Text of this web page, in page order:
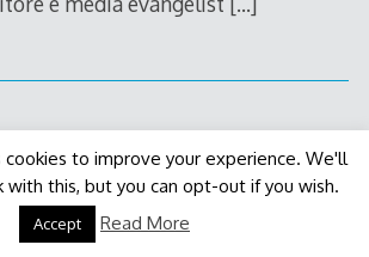
Themeby Macho Themes
cookies to improve your experience. We'll
with this, but you can opt-out if you wish.
Accept Read More